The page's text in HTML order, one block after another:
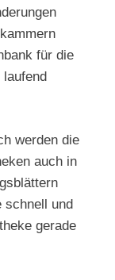
für die
laufend
werden die
auch in
schnell und
gerade